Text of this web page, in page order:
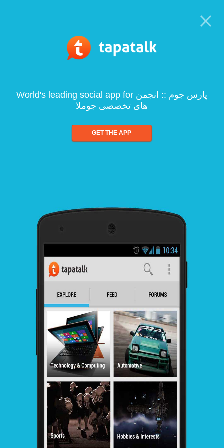
World's leading social app for پارس جوم :: انجمن
های تخصصی جوملا
GET THE APP